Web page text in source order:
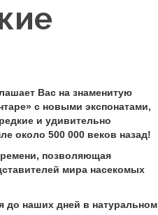
Вас на знаменитую
с новыми экспонатами,
и удивительно
около 500 000 веков назад!
позволяющая
мира насекомых
до наших дней в натуральном